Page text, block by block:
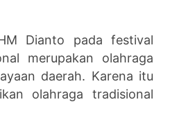
Dianto pada festival
merupakan olahraga
daerah. Karena itu
olahraga tradisional